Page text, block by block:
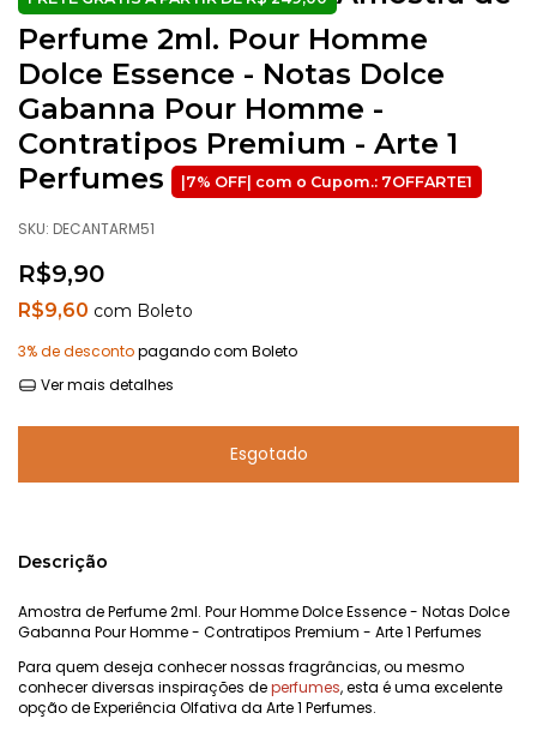
Perfume 2ml. Pour Homme
Dolce Essence - Notas Dolce
Gabanna Pour Homme -
Contratipos Premium - Arte 1
Perfumes
SKU: DECANTARM51
R$9,90
R$9,60 com Boleto
3% de descontopagando com Boleto
Ver mais detalhes
Descrição
Amostra de Perfume 2ml. Pour Homme Dolce Essence - Notas Dolce
Gabanna Pour Homme - Contratipos Premium - Arte 1 Perfumes
Para quem deseja conhecer nossas fragrâncias, ou mesmo
conhecer diversas inspirações deperfumes, esta é uma excelente
opção de Experiência Olfativa da Arte 1 Perfumes.